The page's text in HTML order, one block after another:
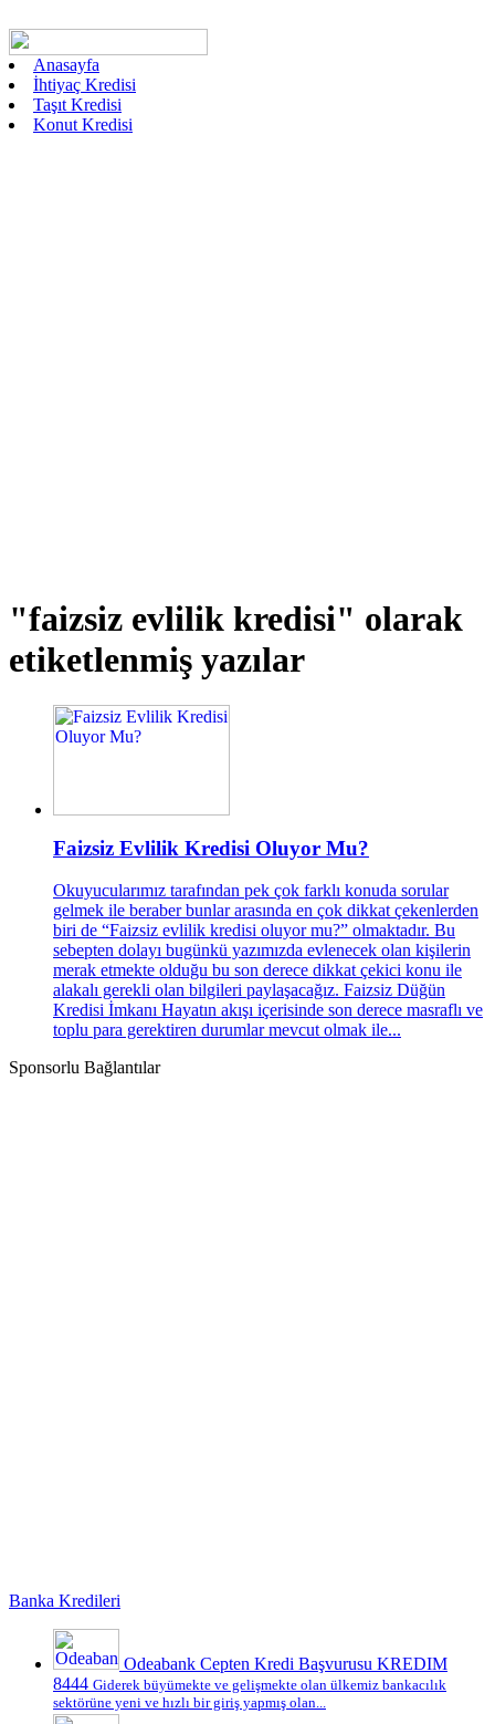
Anasayfa
İhtiyaç Kredisi
Taşıt Kredisi
Konut Kredisi
"faizsiz evlilik kredisi" olarak
etiketlenmiş yazılar
Faizsiz Evlilik Kredisi Oluyor Mu?
Okuyucularımız tarafından pek çok farklı konuda sorular
gelmek ile beraber bunlar arasında en çok dikkat çekenlerden
biri de “Faizsiz evlilik kredisi oluyor mu?” olmaktadır. Bu
sebepten dolayı bugünkü yazımızda evlenecek olan kişilerin
merak etmekte olduğu bu son derece dikkat çekici konu ile
alakalı gerekli olan bilgileri paylaşacağız. Faizsiz Düğün
Kredisi İmkanı Hayatın akışı içerisinde son derece masraflı ve
toplu para gerektiren durumlar mevcut olmak ile...
Sponsorlu Bağlantılar
Banka Kredileri
Odeabank Cepten Kredi Başvurusu KREDIM
8444 Giderek büyümekte ve gelişmekte olan ülkemiz bankacılık
sektörüne yeni ve hızlı bir giriş yapmış olan...